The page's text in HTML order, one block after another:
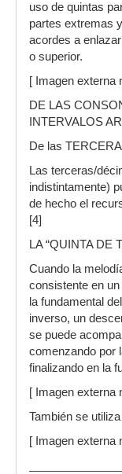
uso de quintas
partes extremas
acordes a
o superior.
[ Imagen externa
DE LAS
INTERVALOS
De las
Las terceras/
indistintamente)
de hecho el
[4]
LA “QUINTA DE
Cuando la
consistente en
la fundamental
inverso, un
se puede
comenzando por
finalizando en la
[ Imagen externa
También se
[ Imagen externa